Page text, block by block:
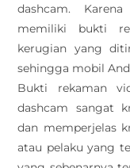
dashcam.
memiliki bukti
kerugian yang
sehingga mobil
Bukti rekaman
dashcam sangat
dan memperjelas
atau pelaku yang